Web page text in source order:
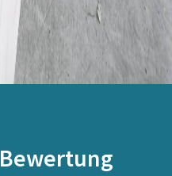
Bewertung